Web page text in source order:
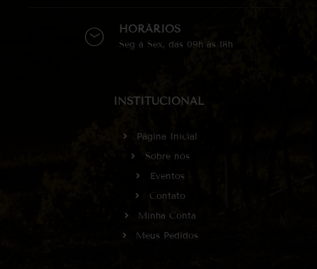
HORÁRIOS
Seg à Sex, das 09h às 18h
INSTITUCIONAL
Página Inicial
Sobre nós
Eventos
Contato
Minha Conta
Meus Pedidos